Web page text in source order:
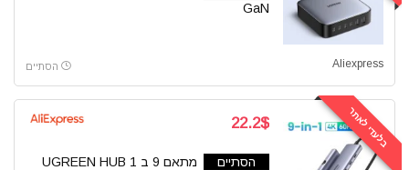
GaN
Aliexpress הסתיים
בלעדי לאתר 22.2$
הסתיים
מתאם 9 ב 1 UGREEN HUB